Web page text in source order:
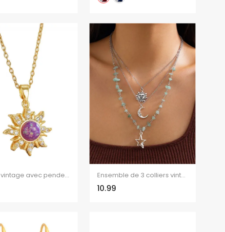
Collier vintage avec pendentif soleil en strass, style rétro Ensemble de 3 colliers vintage avec pendentif soleil, lune et étoile, et pierres irrégulières.
10.99